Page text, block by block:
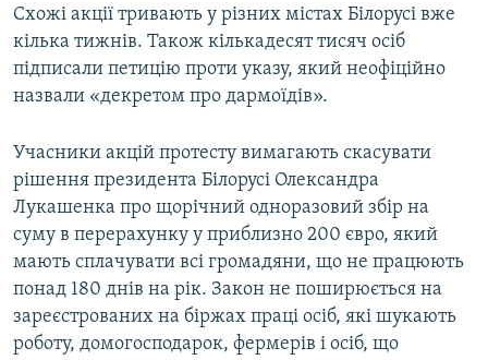
Схожі акції тривають у різних містах Білорусі вже
кілька тижнів. Також кількадесят тисяч осіб
підписали петицію проти указу, який неофіційно
назвали «декретом про дармоїдів».
Учасники акцій протесту вимагають скасувати
рішення президента Білорусі Олександра
Лукашенка про щорічний одноразовий збір на
суму в перерахунку у приблизно 200 євро, який
мають сплачувати всі громадяни, що не працюють
понад 180 днів на рік. Закон не поширюється на
зареєстрованих на біржах праці осіб, які шукають
роботу, домогосподарок, фермерів і осіб, що